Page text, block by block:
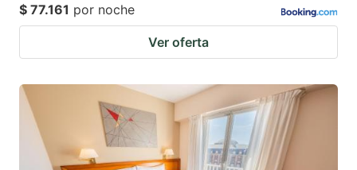
$ 77.161 por noche
Ver oferta